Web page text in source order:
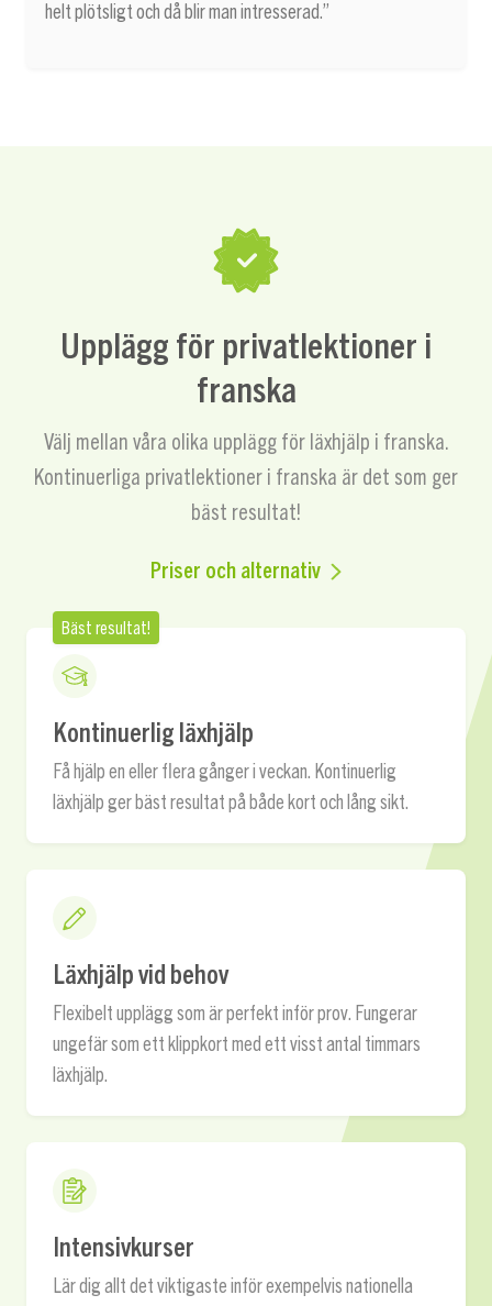
helt plötsligt och då blir man intresserad.”
Upplägg för privatlektioner i
franska
Välj mellan våra olika upplägg för läxhjälp i franska.
Kontinuerliga privatlektioner i franska är det som ger
bäst resultat!
Priser och alternativ
Bäst resultat!
Kontinuerlig läxhjälp
Få hjälp en eller flera gånger i veckan. Kontinuerlig
läxhjälp ger bäst resultat på både kort och lång sikt.
Läxhjälp vid behov
Flexibelt upplägg som är perfekt inför prov. Fungerar
ungefär som ett klippkort med ett visst antal timmars
läxhjälp.
Intensivkurser
Lär dig allt det viktigaste inför exempelvis nationella